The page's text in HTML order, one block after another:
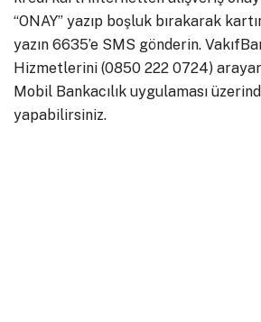
“ONAY” yazıp boşluk bırakarak
yazın 6635’e SMS gönderin.
Hizmetlerini (0850 222 0724)
Mobil Bankacılık uygulaması
yapabilirsiniz.